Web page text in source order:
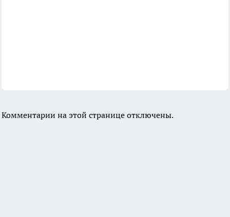
Комментарии на этой странице отключены.